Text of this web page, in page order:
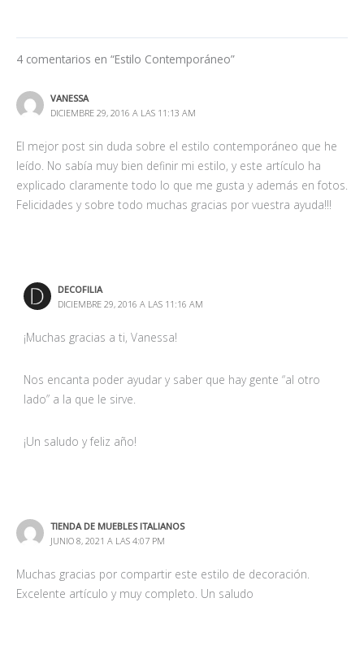
4 comentarios en “Estilo Contemporáneo”
VANESSA
DICIEMBRE 29, 2016 A LAS 11:13 AM
El mejor post sin duda sobre el estilo contemporáneo que he
leído. No sabía muy bien definir mi estilo, y este artículo ha
explicado claramente todo lo que me gusta y además en fotos.
Felicidades y sobre todo muchas gracias por vuestra ayuda!!!
DECOFILIA
DICIEMBRE 29, 2016 A LAS 11:16 AM
¡Muchas gracias a ti, Vanessa!
Nos encanta poder ayudar y saber que hay gente “al otro
lado” a la que le sirve.
¡Un saludo y feliz año!
TIENDA DE MUEBLES ITALIANOS
JUNIO 8, 2021 A LAS 4:07 PM
Muchas gracias por compartir este estilo de decoración.
Excelente artículo y muy completo. Un saludo